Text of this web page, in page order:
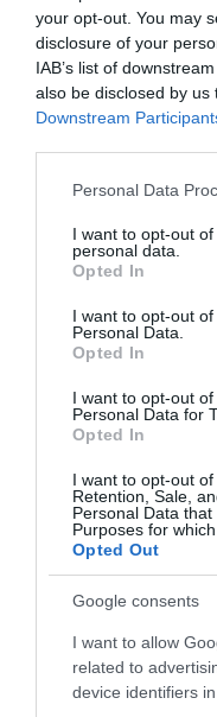
your opt-out. You may
disclosure of your
IAB’s list of
also be disclosed by
Downstream
Please note that this
not limited to your visit
grant or deny consent
use your data for
consent section.
Personal Data
I want to opt-out
personal data.
Opted In
I want to opt-out
Personal Data.
Opted In
I want to opt-out
Personal Data for
Opted In
I want to opt-out
Retention, Sale,
Personal Data
Purposes for
Opted Out
Google consents
I want to allow
related to
device identifiers
"Az ember, aki
sújtott gyerek."
NÉZZ
AIRBNB AJÁNLÓ
FEJLESZTÉS FÜRDŐ